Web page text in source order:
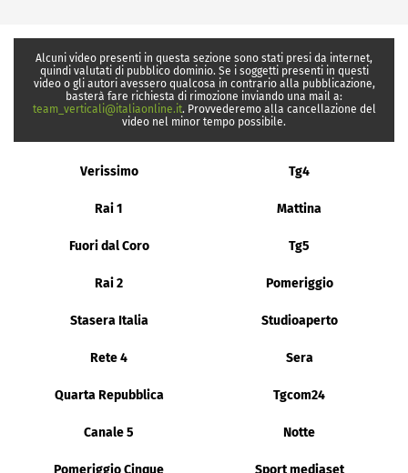
Alcuni video presenti in questa sezione sono stati presi da internet,
quindi valutati di pubblico dominio. Se i soggetti presenti in questi
video o gli autori avessero qualcosa in contrario alla pubblicazione,
basterà fare richiesta di rimozione inviando una mail a:
team_verticali@italiaonline.it. Provvederemo alla cancellazione del
video nel minor tempo possibile.
Verissimo Tg4
Rai 1 Mattina
Fuori dal Coro Tg5
Rai 2 Pomeriggio
Stasera Italia Studioaperto
Rete 4 Sera
Quarta Repubblica Tgcom24
Canale 5 Notte
Pomeriggio Cinque Sport mediaset